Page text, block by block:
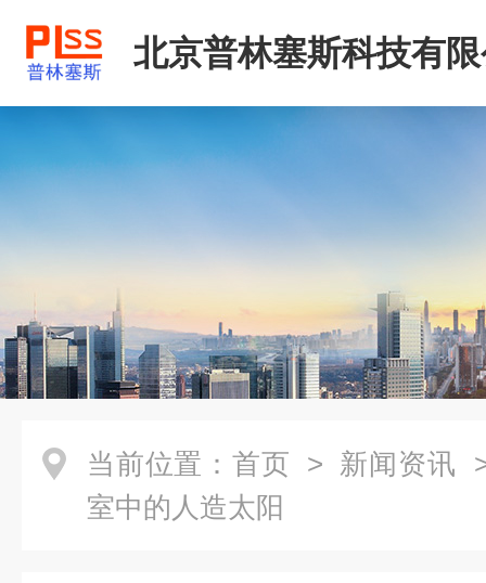
北京普林塞斯科技有
当前位置： 首页 > 新闻资讯
室中的人造太阳